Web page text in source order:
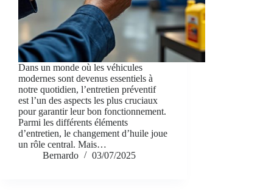
Dans un monde où les véhicules
modernes sont devenus essentiels à
notre quotidien, l’entretien préventif
est l’un des aspects les plus cruciaux
pour garantir leur bon fonctionnement.
Parmi les différents éléments
d’entretien, le changement d’huile joue
un rôle central. Mais…
Bernardo
03/07/2025